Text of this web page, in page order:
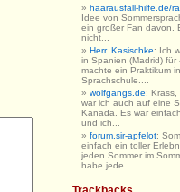
haarausfall-hilfe.de/
Idee von
ein großer Fan davon.
nicht...
Herr. Kasischke: Ich
in Spanien (Madrid) für
machte ein Praktikum
Sprachschule....
wolfgangs.de: Krass,
war ich auch auf eine
Kanada. Es war
und ich...
forum.sir-apfelot:
einfach ein toller
jeden Sommer im
habe jede...